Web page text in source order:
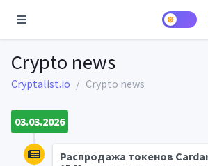
Crypto news
Cryptalist.io Crypto news
03.03.2026
Распродажа токенов